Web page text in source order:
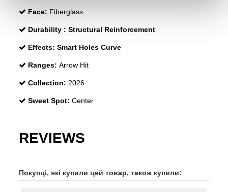
Face: Fiberglass
Durability : Structural Reinforcement
Effects: Smart Holes Curve
Ranges: Arrow Hit
Collection: 2026
Sweet Spot: Center
REVIEWS
Покупці, які купили цей товар, також купили: